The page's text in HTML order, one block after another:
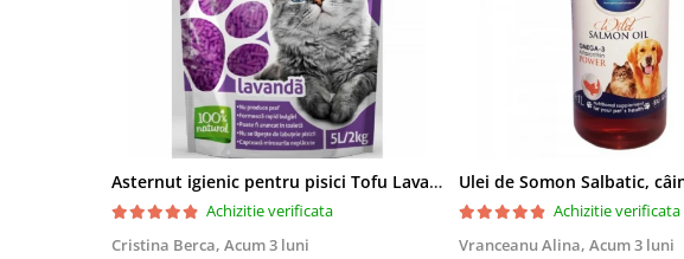
Asternut igienic pentru pisici Tofu Lavanda, Mon Petit 5 l
Achizitie verificata
Cristina Berca, Acum 3 luni
Achizitie verificata
Vranceanu Alina, Acum 3 luni